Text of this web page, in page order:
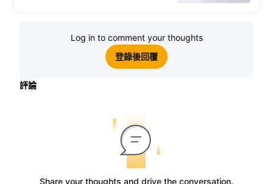
Log in to comment your thoughts
登錄後回覆
評論
Share your thoughts and drive the conversation.